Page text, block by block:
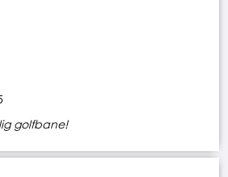
golfbane!